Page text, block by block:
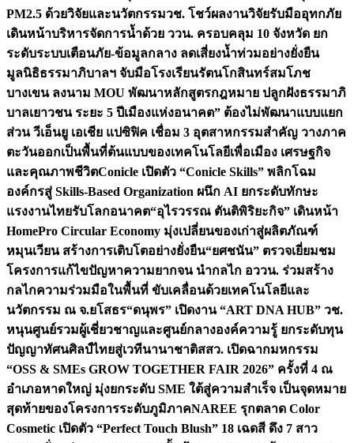
PM2.5 ด้วยวิจัยและนวัตกรรมวช. โชว์ผลงานวิจัยรับมืออุทกภัย
เดินหน้าบริหารจัดการน้ำด้วย ววน. ครอบคลุม 10 จังหวัด ยก
ระดับระบบเตือนภัย-ข้อมูลกลาง ลดเสี่ยงน้ำท่วมอย่างยั่งยืน
มูลนิธิธรรมาภิบาลฯ จับมือโรงเรียนรัตนโกสินทร์สมโภช
บางเขน ลงนาม MOU พัฒนาหลักสูตรกฎหมาย ปลูกฝังธรรมาภิ
บาลเยาวชน ระยะ 5 ปีเมืองแห่งอนาคต” ต้องไม่พัฒนาแบบแยก
ส่วน วีเอ็นยู เอเชีย แปซิฟิค เชื่อม 3 อุตสาหกรรมสำคัญ วางภาค
ตะวันออกเป็นพื้นที่ต้นแบบของเทคโนโลยีเพื่อเมือง เศรษฐกิจ
และคุณภาพชีวิตConicle เปิดตัว “Conicle Skills” พลิกโฉม
องค์กรสู่ Skills-Based Organization ผนึก AI ยกระดับทักษะ
แรงงานไทยรับโลกอนาคต“อุไรวรรณ ตันติพิริยะกิจ” เดินหน้า
HomePro Circular Economy มุ่งเปลี่ยนของเก่าสู่ผลิตภัณฑ์
หมุนเวียน สร้างการเติบโตอย่างยั่งยืน“ยศชนัน” ตรวจเยี่ยมชม
โครงการแก้ไขปัญหาความยากจน นำกลไก อววน. ร่วมสร้าง
กลไกความร่วมมือในพื้นที่ ขับเคลื่อนด้วยเทคโนโลยีและ
นวัตกรรม ณ จ.ยโสธร“ดนุพร” เปิดงาน “ART DNA HUB” วช.
หนุนศูนย์รวมผู้เชี่ยวชาญและศูนย์กลางองค์ความรู้ ยกระดับทุน
ปัญญาทัศนศิลป์ไทยสู่เวทีนานาชาติสสว. เปิดฉากมหกรรม
“OSS & SMEs GROW TOGETHER FAIR 2026” ครั้งที่ 4 ณ
อำเภอหาดใหญ่ มุ่งยกระดับ SME ใต้สู่ความสำเร็จ เป็นจุดหมาย
สุดท้ายของโครงการระดับภูมิภาคNAREE รุกตลาด Color
Cosmetic เปิดตัว “Perfect Touch Blush” 18 เฉดสี ดึง 7 สาว